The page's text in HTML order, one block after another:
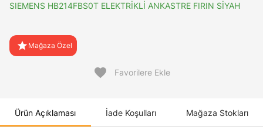
SIEMENS HB214FBS0T ELEKTRİKLİ ANKASTRE FIRIN SİYAH
star Mağaza Özel
favorite Favorilere Ekle
Ürün Açıklaması İade Koşulları Mağaza Stokları